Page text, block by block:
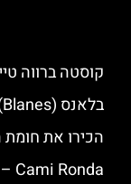
קוסטה ברווה
בלאנס (Blanes) – עיירת הדייגים של קוסטה ברווה
הכירו את חומת
‪‪Cami Ronda‬‬ – שביל הליכה עם נוף בקוסטה ברווה